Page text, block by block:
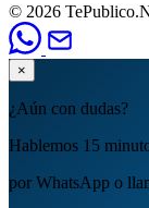
© 2026
×
¿Aún con dudas?
Hablemos 15
por WhatsApp o